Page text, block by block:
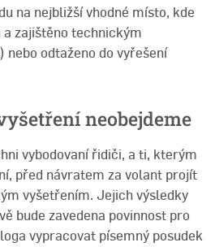
na nejbližší vhodné místo, kde
a zajištěno technickým
odtaženo do vyřešení
neobejdeme
vybodovaní řidiči, a ti, kterým
před návratem za volant projít
vyšetřením. Jejich výsledky
bude zavedena povinnost pro
vypracovat písemný posudek